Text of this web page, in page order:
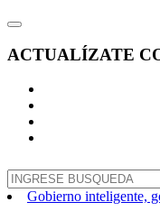
ACTUALÍZATE
Gobierno inteligente,